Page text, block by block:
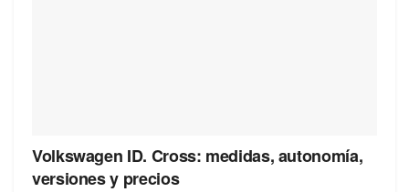
Volkswagen ID. Cross: medidas, autonomía,
versiones y precios